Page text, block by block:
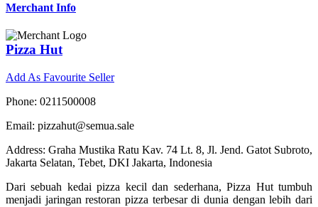
Merchant Info
Pizza Hut
Add As Favourite Seller
Phone: 0211500008
Email: pizzahut@semua.sale
Address: Graha Mustika Ratu Kav. 74 Lt. 8, Jl. Jend. Gatot Subroto,
Jakarta Selatan, Tebet, DKI Jakarta, Indonesia
Dari sebuah kedai pizza kecil dan sederhana, Pizza Hut tumbuh
menjadi jaringan restoran pizza terbesar di dunia dengan lebih dari